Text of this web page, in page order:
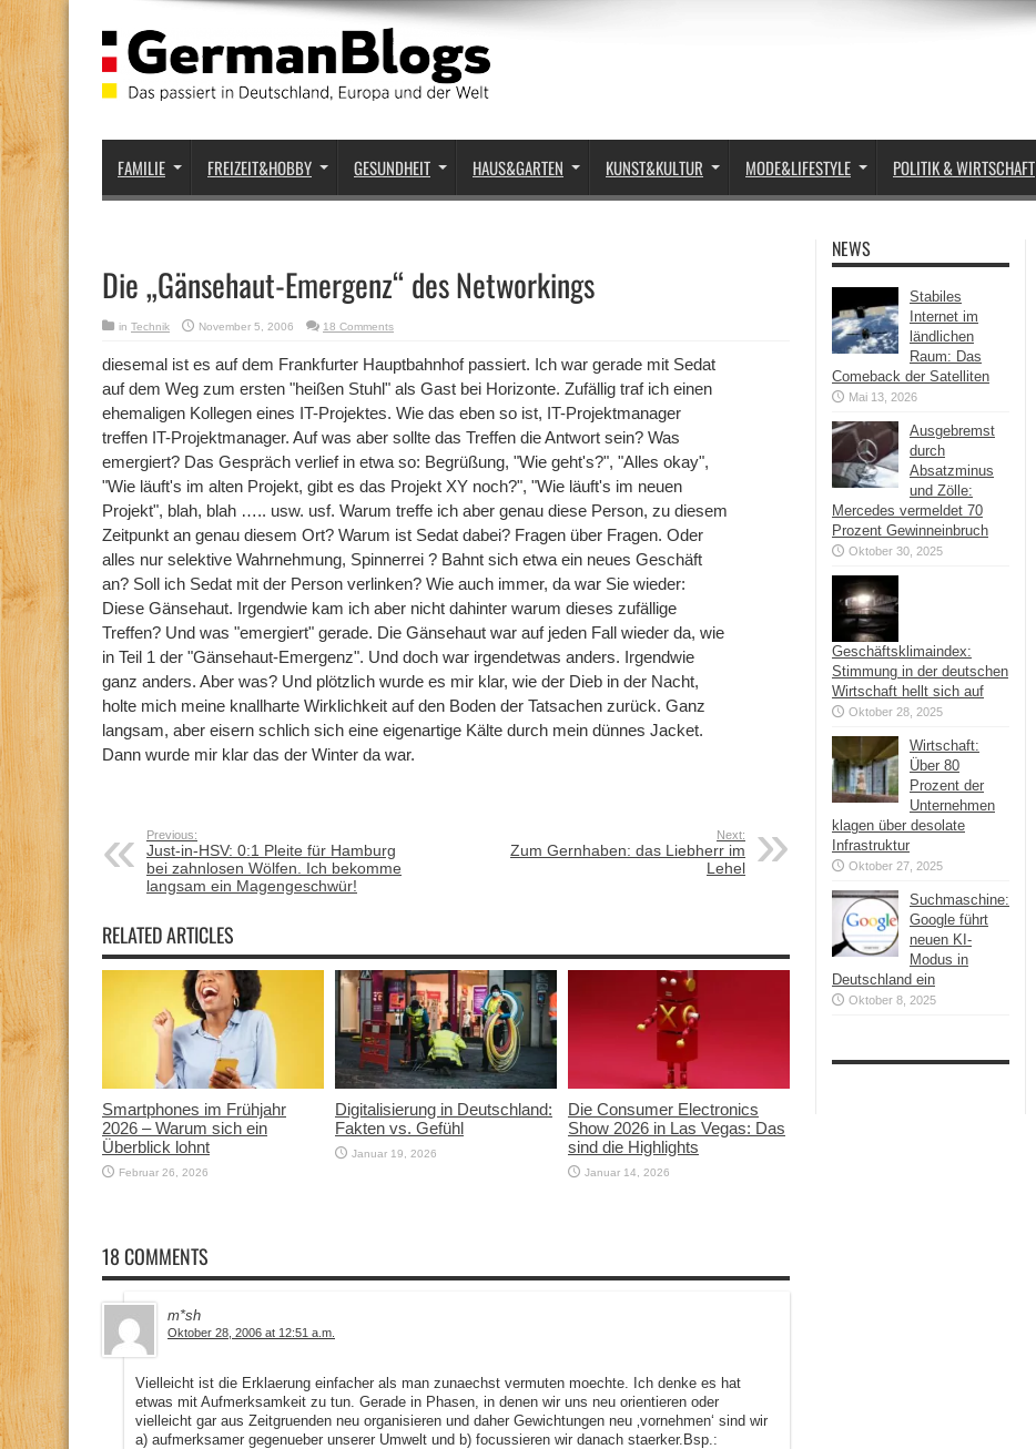
FAMILIE FREIZEIT&HOBBY GESUNDHEIT HAUS&GARTEN KUNST&KULTUR MODE&LIFESTYLE POLITIK & WIRTSCHAFT
Die „Gänsehaut-Emergenz“ des Networkings
in Technik November 5, 2006 18 Comments
diesemal ist es auf dem Frankfurter Hauptbahnhof passiert. Ich war gerade mit Sedat
auf dem Weg zum ersten "heißen Stuhl" als Gast bei Horizonte. Zufällig traf ich einen
ehemaligen Kollegen eines IT-Projektes. Wie das eben so ist, IT-Projektmanager
treffen IT-Projektmanager. Auf was aber sollte das Treffen die Antwort sein? Was
emergiert? Das Gespräch verlief in etwa so: Begrüßung, "Wie geht's?", "Alles okay",
"Wie läuft's im alten Projekt, gibt es das Projekt XY noch?", "Wie läuft's im neuen
Projekt", blah, blah ….. usw. usf. Warum treffe ich aber genau diese Person, zu diesem
Zeitpunkt an genau diesem Ort? Warum ist Sedat dabei? Fragen über Fragen. Oder
alles nur selektive Wahrnehmung, Spinnerrei ? Bahnt sich etwa ein neues Geschäft
an? Soll ich Sedat mit der Person verlinken? Wie auch immer, da war Sie wieder:
Diese Gänsehaut. Irgendwie kam ich aber nicht dahinter warum dieses zufällige
Treffen? Und was "emergiert" gerade. Die Gänsehaut war auf jeden Fall wieder da, wie
in Teil 1 der "Gänsehaut-Emergenz". Und doch war irgendetwas anders. Irgendwie
ganz anders. Aber was? Und plötzlich wurde es mir klar, wie der Dieb in der Nacht,
holte mich meine knallharte Wirklichkeit auf den Boden der Tatsachen zurück. Ganz
langsam, aber eisern schlich sich eine eigenartige Kälte durch mein dünnes Jacket.
Dann wurde mir klar das der Winter da war.
Previous:
Just-in-HSV: 0:1 Pleite für Hamburg
bei zahnlosen Wölfen. Ich bekomme
langsam ein Magengeschwür!
Next:
Zum Gernhaben: das Liebherr im
Lehel
RELATED ARTICLES
Smartphones im Frühjahr
2026 – Warum sich ein
Überblick lohnt
Februar 26, 2026
Digitalisierung in Deutschland:
Fakten vs. Gefühl
Januar 19, 2026
Die Consumer Electronics
Show 2026 in Las Vegas: Das
sind die Highlights
Januar 14, 2026
18 COMMENTS
m*sh
Oktober 28, 2006 at 12:51 a.m.
Vielleicht ist die Erklaerung einfacher als man zunaechst vermuten moechte. Ich denke es hat
etwas mit Aufmerksamkeit zu tun. Gerade in Phasen, in denen wir uns neu orientieren oder
vielleicht gar aus Zeitgruenden neu organisieren und daher Gewichtungen neu ‚vornehmen‘ sind wir
a) aufmerksamer gegenueber unserer Umwelt und b) focussieren wir danach staerker.Bsp.:
NEWS
Stabiles
Internet im
ländlichen
Raum: Das
Comeback der Satelliten
Mai 13, 2026
Ausgebremst
durch
Absatzminus
und Zölle:
Mercedes vermeldet 70
Prozent Gewinneinbruch
Oktober 30, 2025
Geschäftsklimaindex:
Stimmung in der deutschen
Wirtschaft hellt sich auf
Oktober 28, 2025
Wirtschaft:
Über 80
Prozent der
Unternehmen
klagen über desolate
Infrastruktur
Oktober 27, 2025
Suchmaschine:
Google führt
neuen KI-
Modus in
Deutschland ein
Oktober 8, 2025